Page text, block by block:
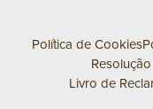
Política de Cookies
Livro de